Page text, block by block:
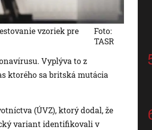
vzoriek pre
Foto:
TASR
Vyplýva to z
ktorého sa britská mutácia
(ÚVZ), ktorý dodal, že
variant identifikovali v